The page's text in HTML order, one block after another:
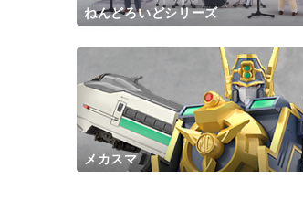
ねんどろいどシリーズ
メカスマ